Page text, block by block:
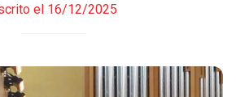
el 16/12/2025